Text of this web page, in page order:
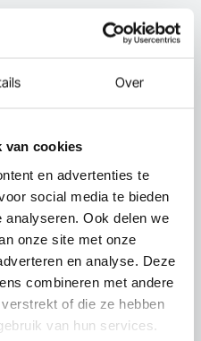
Over
van cookies
en advertenties te
social media te bieden
Ook delen we
onze site met onze
en analyse. Deze
combineren met andere
of die ze hebben
van hun services.
advies